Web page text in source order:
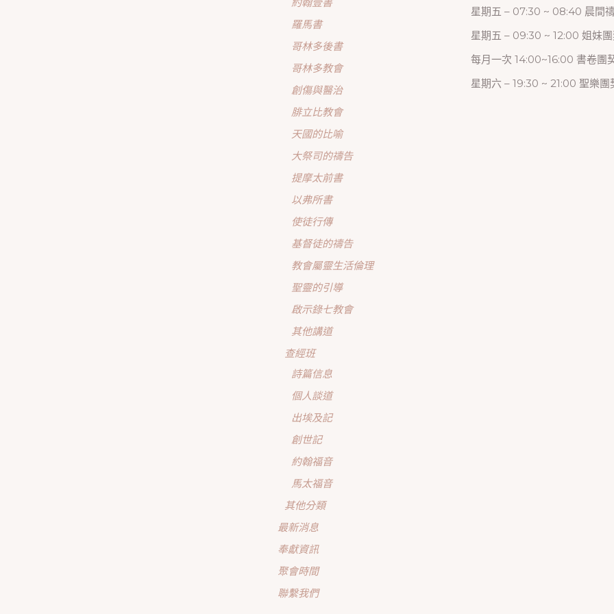
羅馬書
哥林多後書
哥林多教會
創傷與醫治
腓立比教會
天國的比喻
大祭司的禱告
提摩太前書
以弗所書
使徒行傳
基督徒的禱告
教會屬靈生活倫理
聖靈的引導
啟示錄七教會
其他講道
查經班
詩篇信息
個人談道
出埃及記
創世記
約翰福音
馬太福音
其他分類
最新消息
奉獻資訊
聚會時間
聯繫我們
星期五 – 07:30 ~ 08:40 晨間
星期五 – 09:30 ~ 12:00 姐妹
每月一次 14:00~16:00 書卷團
星期六 – 19:30 ~ 21:00 聖樂團